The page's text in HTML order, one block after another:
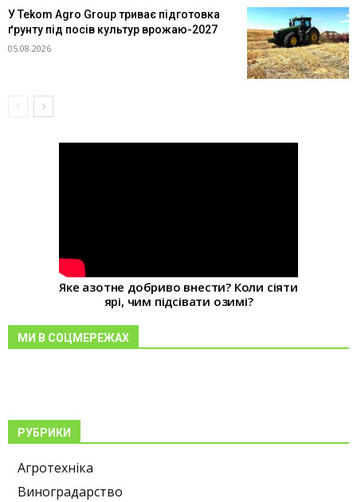
У Tekom Agro Group триває підготовка
ґрунту під посів культур врожаю-2027
05.08.2026
Яке азотне добриво внести? Коли сіяти
ярі, чим підсівати озимі?
МИ В СОЦМЕРЕЖАХ
РУБРИКИ
Агротехніка
Виноградарство